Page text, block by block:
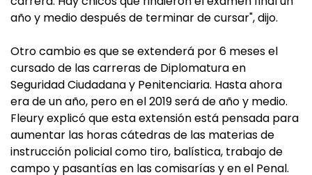
año y medio después de terminar de cursar", dijo.
Otro cambio es que se extenderá por 6 meses el
cursado de las carreras de Diplomatura en
Seguridad Ciudadana y Penitenciaria. Hasta ahora
era de un año, pero en el 2019 será de año y medio.
Fleury explicó que esta extensión está pensada para
aumentar las horas cátedras de las materias de
instrucción policial como tiro, balística, trabajo de
campo y pasantías en las comisarías y en el Penal.